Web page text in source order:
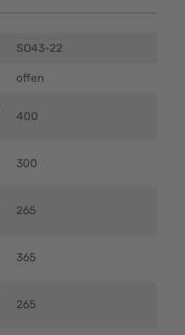
SO43-22
offen
400
300
265
365
265